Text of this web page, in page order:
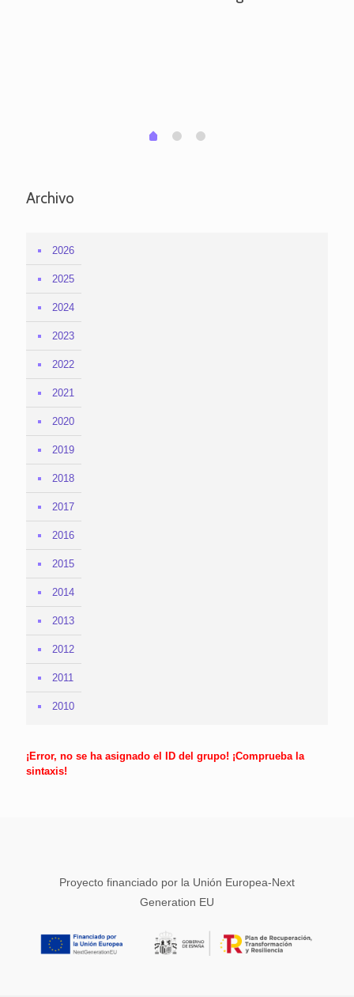
0 1 2
Archivo
2026
2025
2024
2023
2022
2021
2020
2019
2018
2017
2016
2015
2014
2013
2012
2011
2010
¡Error, no se ha asignado el ID del grupo! ¡Comprueba la
sintaxis!
Proyecto financiado por la Unión Europea-Next
Generation EU